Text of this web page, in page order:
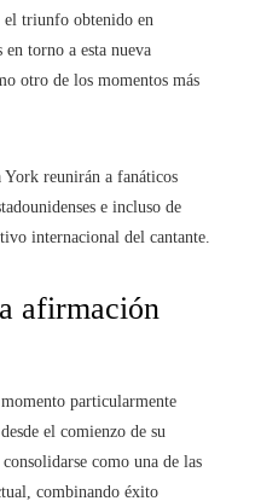
el triunfo obtenido en
torno a esta nueva
otro de los momentos más
York reunirán a fanáticos
e incluso de
internacional del cantante.
afirmación
particularmente
el comienzo de su
como una de las
combinando éxito